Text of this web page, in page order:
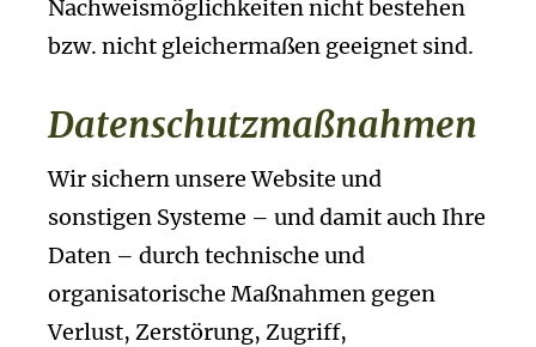
Nachweismöglichkeiten nicht bestehen
bzw. nicht gleichermaßen geeignet sind.
Datenschutzmaßnahmen
Wir sichern unsere Website und
sonstigen Systeme – und damit auch Ihre
Daten – durch technische und
organisatorische Maßnahmen gegen
Verlust, Zerstörung, Zugriff,